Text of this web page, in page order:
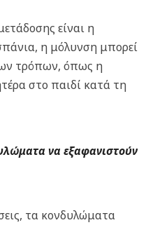
είναι η
η μόλυνση μπορεί
τρόπων, όπως η
στο παιδί κατά τη
να εξαφανιστούν
τα κονδυλώματα